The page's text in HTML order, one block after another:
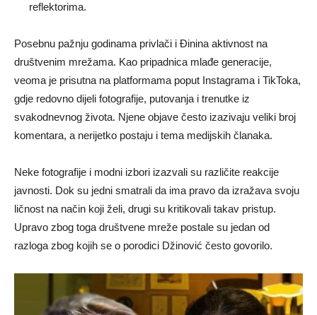
reflektorima.
Posebnu pažnju godinama privlači i Đinina aktivnost na
društvenim mrežama. Kao pripadnica mlađe generacije,
veoma je prisutna na platformama poput Instagrama i TikToka,
gdje redovno dijeli fotografije, putovanja i trenutke iz
svakodnevnog života. Njene objave često izazivaju veliki broj
komentara, a nerijetko postaju i tema medijskih članaka.
Neke fotografije i modni izbori izazvali su različite reakcije
javnosti. Dok su jedni smatrali da ima pravo da izražava svoju
ličnost na način koji želi, drugi su kritikovali takav pristup.
Upravo zbog toga društvene mreže postale su jedan od
razloga zbog kojih se o porodici Džinović često govorilo.